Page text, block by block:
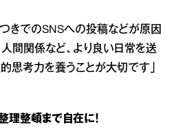
つきでのSNSへの投稿などが原因
人間関係など、より良い日常を送
思考力を養うことが大切です」
理整頓まで自在に！